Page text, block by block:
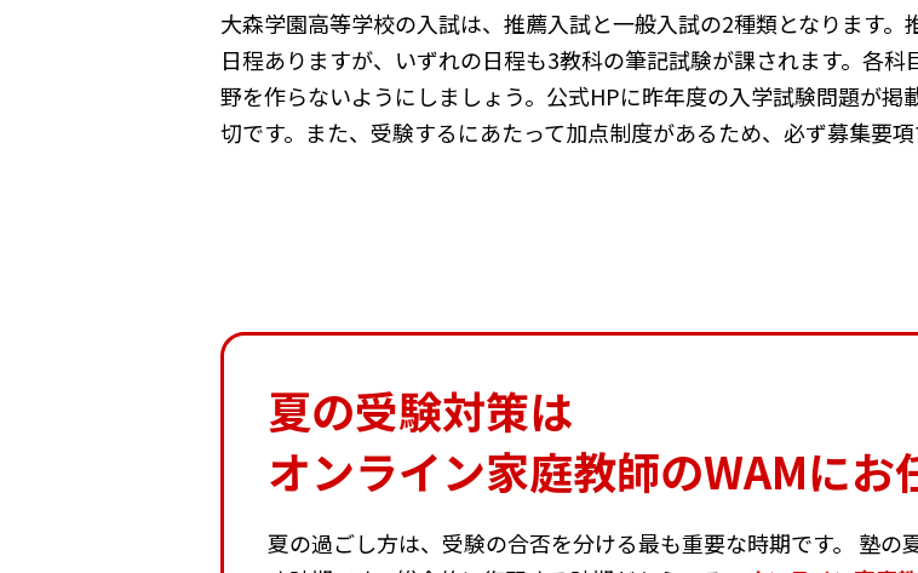
大森学園高等学校の入試は、推薦入試と一般入試の2種類となります
日程ありますが、いずれの日程も3教科の筆記試験が課されます。各
野を作らないようにしましょう。公式HPに昨年度の入学試験問題が
切です。また、受験するにあたって加点制度があるため、必ず募集要項
夏の受験対策は
オンライン家庭教師のWAMにお
夏の過ごし方は、受験の合否を分ける最も重要な時期です。 塾